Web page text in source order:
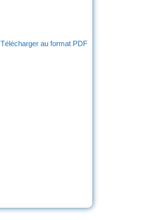
Télécharger au format PDF